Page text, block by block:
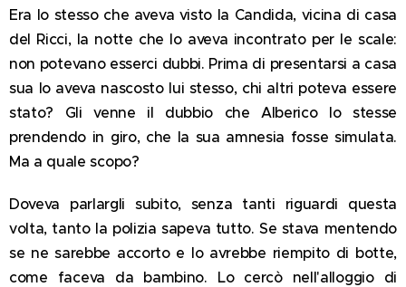
Era lo stesso che aveva visto la Candida, vicina di casa
del Ricci, la notte che lo aveva incontrato per le scale:
non potevano esserci dubbi. Prima di presentarsi a casa
sua lo aveva nascosto lui stesso, chi altri poteva essere
stato? Gli venne il dubbio che Alberico lo stesse
prendendo in giro, che la sua amnesia fosse simulata.
Ma a quale scopo?
Doveva parlargli subito, senza tanti riguardi questa
volta, tanto la polizia sapeva tutto. Se stava mentendo
se ne sarebbe accorto e lo avrebbe riempito di botte,
come faceva da bambino. Lo cercò nell'alloggio di